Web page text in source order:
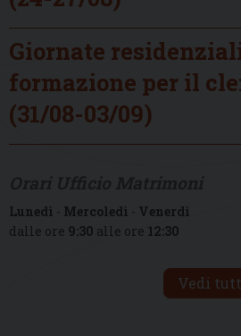
Giornate
formazione per il
(31/08-03/09)
Lunedì - Mercoledì - Venerdì
dalle ore 9:30 alle ore 12:30
Vedi